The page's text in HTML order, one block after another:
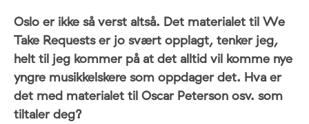
Oslo er ikke så verst altså. Det materialet til We
Take Requests er jo svært opplagt, tenker jeg,
helt til jeg kommer på at det alltid vil komme nye
yngre musikkelskere som oppdager det. Hva er
det med materialet til Oscar Peterson osv. som
tiltaler deg?